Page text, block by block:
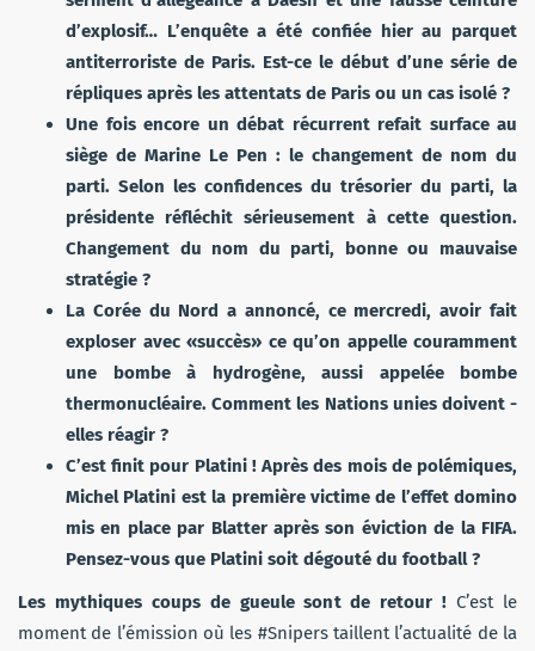
d’explosif… L’enquête a été confiée hier au parquet
antiterroriste de Paris. Est-ce le début d’une série de
répliques après les attentats de Paris ou un cas isolé ?
Une fois encore un débat récurrent refait surface au
siège de Marine Le Pen : le changement de nom du
parti. Selon les confidences du trésorier du parti, la
présidente réfléchit sérieusement à cette question.
Changement du nom du parti, bonne ou mauvaise
stratégie ?
La Corée du Norda annoncé, ce mercredi, avoir fait
exploser avec «succès» ce qu’on appelle couramment
une bombe à hydrogène, aussi appelée bombe
thermonucléaire.Comment les Nations unies doivent -
elles réagir ?
C’est finit pour Platini ! Après des mois de polémiques,
Michel Platini est la première victime de l’effet domino
mis en place par Blatter après son éviction de la FIFA.
Pensez-vous que Platini soit dégouté du football ?
Les mythiques coups de gueule sont de retour !C’est le
moment de l’émission où les #Snipers taillent l’actualité de la